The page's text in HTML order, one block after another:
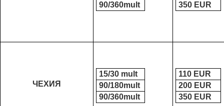
90/360mult
350 ЕUR
ЧЕХИЯ
15/30 mult
90/180mult
90/360mult
110 ЕUR
200 ЕUR
350 ЕUR